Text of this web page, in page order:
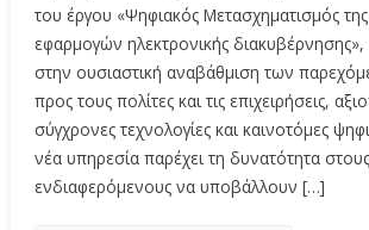
του έργου «Ψηφιακός Μετασχηματισμός
εφαρμογών ηλεκτρονικής
στην ουσιαστική αναβάθμιση των
προς τους πολίτες και τις επιχειρήσεις,
σύγχρονες τεχνολογίες και καινοτόμες
νέα υπηρεσία παρέχει τη δυνατότητα στους
ενδιαφερόμενους να υποβάλλουν […]